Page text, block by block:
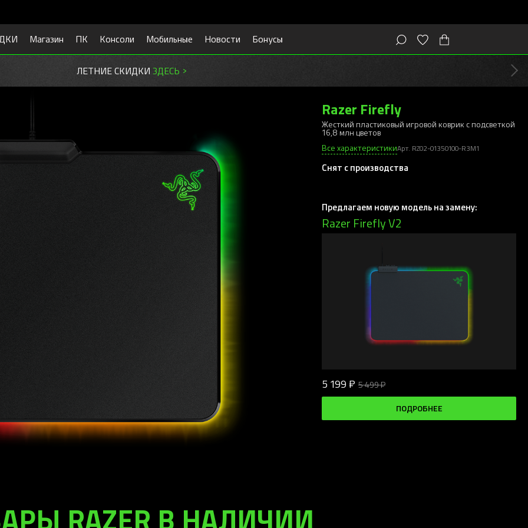
Магазин ПК Консоли Мобильные Новости Бонусы
ГОТОВЬСЯ К УЧЕБЕ.СКИДКИ ЗДЕСЬ >
Razer Firefly
Жесткий пластиковый игровой коврик с подсветкой
16,8 млн цветов
Все характеристикиАрт. RZ02-01350100-R3M1
Снят с производства
Предлагаем новую модель на замену:
Razer Firefly V2
5 199 ₽ 5 499 ₽
ПОДРОБНЕЕ
RAZER В НАЛИЧИИ